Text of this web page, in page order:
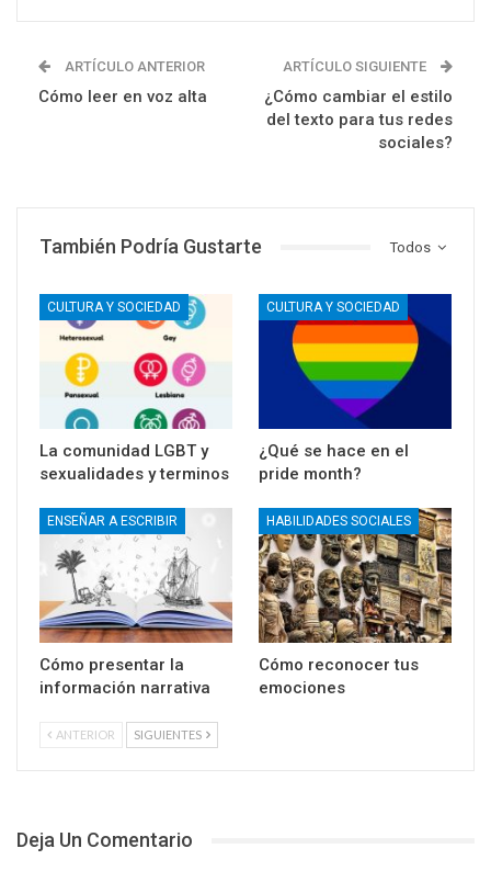
ARTÍCULO ANTERIOR
Cómo leer en voz alta
ARTÍCULO SIGUIENTE
¿Cómo cambiar el estilo
del texto para tus redes
sociales?
Todos
También Podría Gustarte
CULTURA Y SOCIEDAD
La comunidad LGBT y
sexualidades y terminos
CULTURA Y SOCIEDAD
¿Qué se hace en el
pride month?
ENSEÑAR A ESCRIBIR
Cómo presentar la
información narrativa
HABILIDADES SOCIALES
Cómo reconocer tus
emociones
ANTERIOR SIGUIENTES
Deja Un Comentario